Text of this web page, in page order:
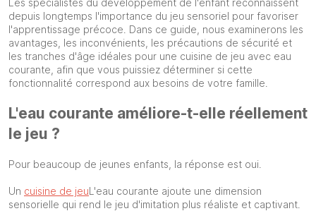
Les spécialistes du développement de l'enfant reconnaissent
depuis longtemps l'importance du jeu sensoriel pour favoriser
l'apprentissage précoce. Dans ce guide, nous examinerons les
avantages, les inconvénients, les précautions de sécurité et
les tranches d'âge idéales pour une cuisine de jeu avec eau
courante, afin que vous puissiez déterminer si cette
fonctionnalité correspond aux besoins de votre famille.
L'eau courante améliore-t-elle réellement
le jeu ?
Pour beaucoup de jeunes enfants, la réponse est oui.
Un cuisine de jeuL'eau courante ajoute une dimension
sensorielle qui rend le jeu d'imitation plus réaliste et captivant.